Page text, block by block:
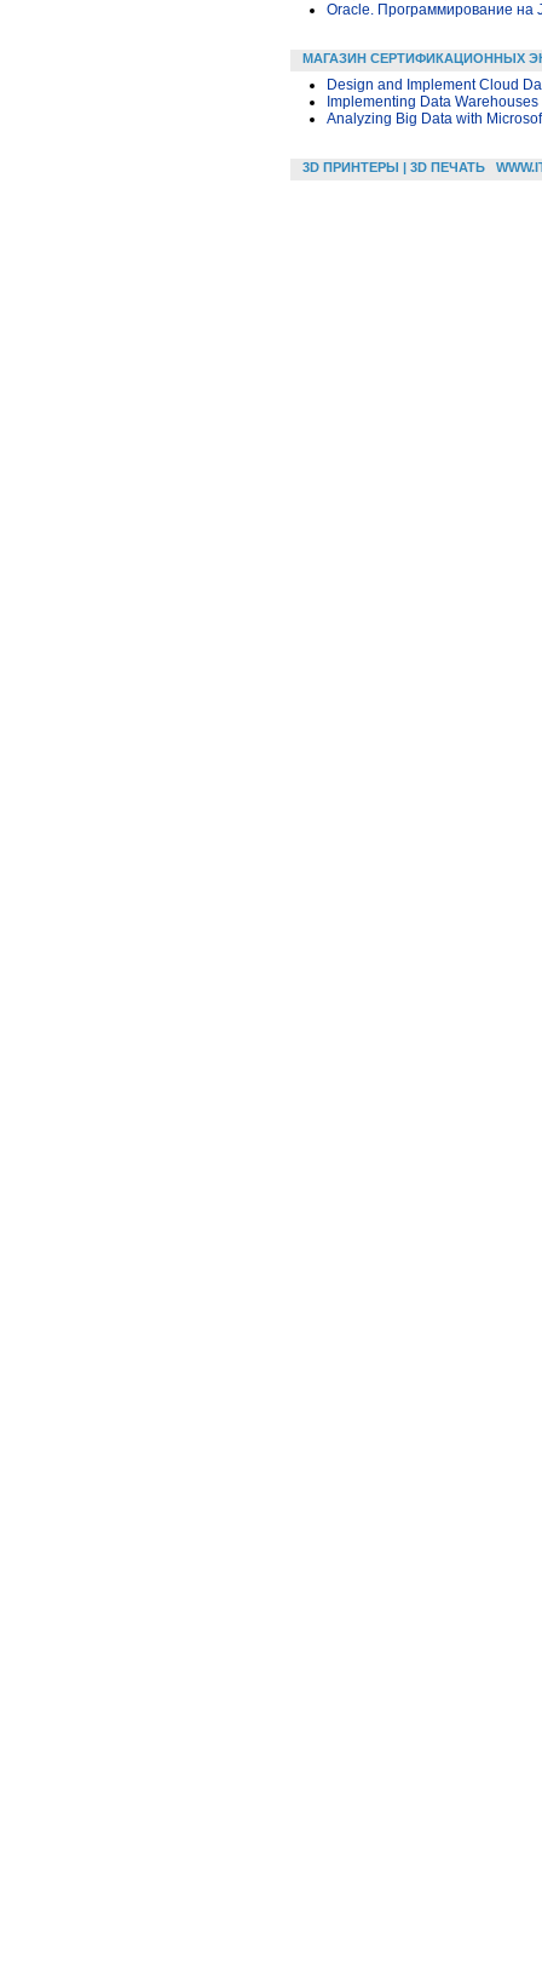
Oracle. Программирование на
МАГАЗИН СЕРТИФИКАЦИОННЫХ
Design and Implement Cloud
Implementing Data
Analyzing Big Data with
3D ПРИНТЕРЫ | 3D ПЕЧАТЬ